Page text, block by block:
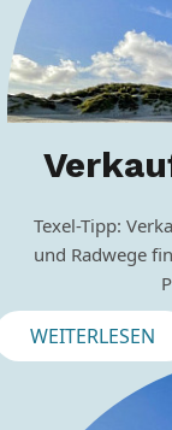
Texel-Tipp:
und Radwege
WEITERLESEN